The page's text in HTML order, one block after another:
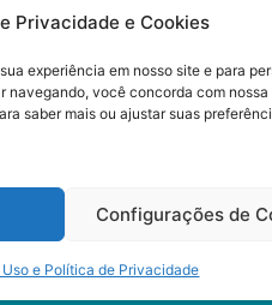
Privacidade e Cookies
experiência em nosso site e para
navegando, você concorda com nossa
saber mais ou ajustar suas
Configurações de
Uso e Política de Privacidade
Geral de Proteção de Dados (LGPD),